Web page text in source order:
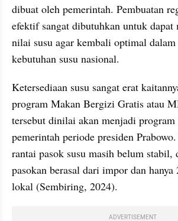
dibuat oleh pemerintah. Pembuatan
efektif sangat dibutuhkan untuk dapat
nilai susu agar kembali optimal dalam
kebutuhan susu nasional.
Ketersediaan susu sangat erat
program Makan Bergizi Gratis atau
tersebut dinilai akan menjadi
pemerintah periode presiden
rantai pasok susu masih belum stabil,
pasokan berasal dari impor dan
lokal (Sembiring, 2024).
ADVERTISEMENT